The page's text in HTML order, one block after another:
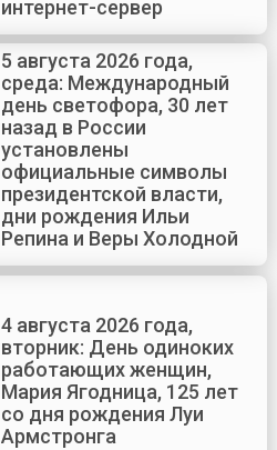
интернет-сервер
5 августа 2026 года,
среда: Международный
день светофора, 30 лет
назад в России
установлены
официальные символы
президентской власти,
дни рождения Ильи
Репина и Веры Холодной
4 августа 2026 года,
вторник: День одиноких
работающих женщин,
Мария Ягодница, 125 лет
со дня рождения Луи
Армстронга